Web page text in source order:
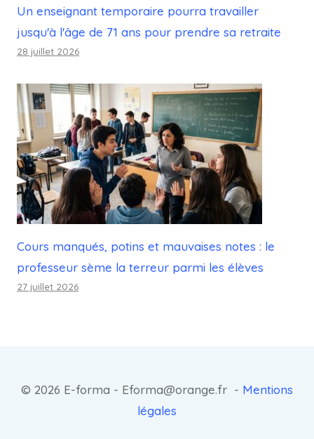
Un enseignant temporaire pourra travailler
jusqu'à l'âge de 71 ans pour prendre sa retraite
28 juillet 2026
Cours manqués, potins et mauvaises notes : le
professeur sème la terreur parmi les élèves
27 juillet 2026
© 2026 E-forma - Eforma@orange.fr - Mentions
légales